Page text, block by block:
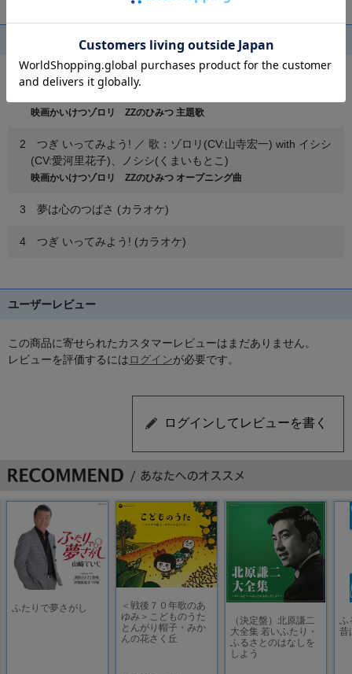
1 夢は心のつばさ ／ 歌：ゾロリーヌ(CV:百田夏菜子 from もも
映画かいけつゾロリ ZZのひみつ 主題歌
2 つぎ いってみよう! ／ 歌：ゾロリ(CV:山寺宏一) with イシシ
(CV:愛河里花子)、ノシシ(くまいもとこ)
映画かいけつゾロリ ZZのひみつ オープニング曲
3 夢は心のつばさ (カラオケ)
4 つぎ いってみよう! (カラオケ)
ユーザーレビュー
この商品に寄せられたカスタマーレビューはまだありません。
レビューを評価するにはログインが必要です。
ふたりで夢さがし
＜戦後７０年歌のあ
ゆみ＞こどものうた
とんがり帽子・みか
んの花さく丘
（決定盤）北原謙二
大全集 若いふたり・
ふるさとのはなしを
しよう
昔